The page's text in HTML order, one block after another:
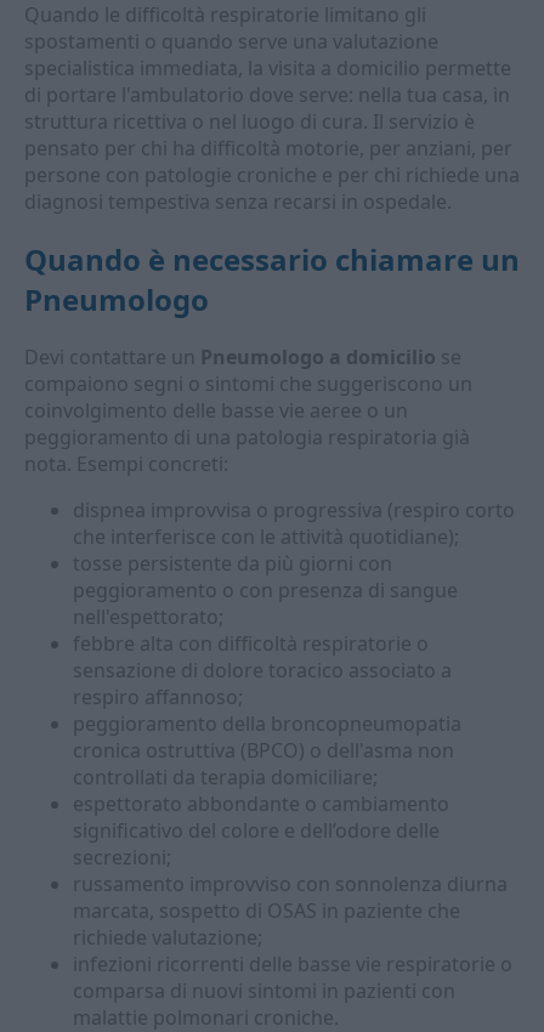
Quando le difficoltà respiratorie limitano gli
spostamenti o quando serve una valutazione
specialistica immediata, la visita a domicilio permette
di portare l'ambulatorio dove serve: nella tua casa, in
struttura ricettiva o nel luogo di cura. Il servizio è
pensato per chi ha difficoltà motorie, per anziani, per
persone con patologie croniche e per chi richiede una
diagnosi tempestiva senza recarsi in ospedale.
Quando è necessario chiamare un
Pneumologo
Devi contattare un Pneumologo a domicilio se
compaiono segni o sintomi che suggeriscono un
coinvolgimento delle basse vie aeree o un
peggioramento di una patologia respiratoria già
nota. Esempi concreti:
dispnea improvvisa o progressiva (respiro corto
che interferisce con le attività quotidiane);
tosse persistente da più giorni con
peggioramento o con presenza di sangue
nell'espettorato;
febbre alta con difficoltà respiratorie o
sensazione di dolore toracico associato a
respiro affannoso;
peggioramento della broncopneumopatia
cronica ostruttiva (BPCO) o dell'asma non
controllati da terapia domiciliare;
espettorato abbondante o cambiamento
significativo del colore e dell’odore delle
secrezioni;
russamento improvviso con sonnolenza diurna
marcata, sospetto di OSAS in paziente che
richiede valutazione;
infezioni ricorrenti delle basse vie respiratorie o
comparsa di nuovi sintomi in pazienti con
malattie polmonari croniche.